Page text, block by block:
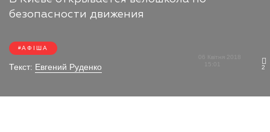
безопасности движения
АФІША
Текст: Евгений Руденко 2